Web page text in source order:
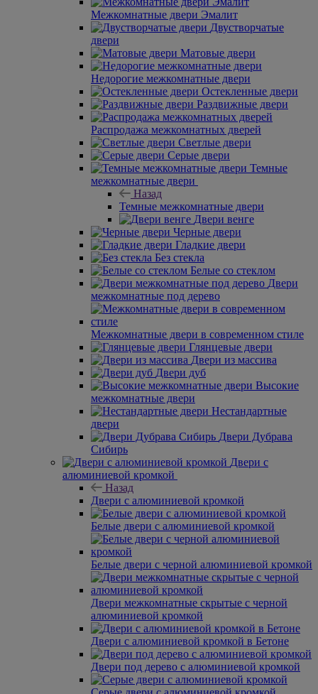
Межкомнатные двери Эмалит
Двустворчатые
двери
Матовые двери
Недорогие межкомнатные двери
Остекленные двери
Раздвижные двери
Распродажа межкомнатных дверей
Светлые двери
Серые двери
Темные
межкомнатные двери
Назад
Темные межкомнатные двери
Двери венге
Черные двери
Гладкие двери
Без стекла
Белые со стеклом
Двери
межкомнатные под дерево
Межкомнатные двери в современном стиле
Глянцевые двери
Двери из массива
Двери дуб
Высокие
межкомнатные двери
Нестандартные
двери
Двери Дубрава
Сибирь
Двери с
алюминиевой кромкой
Назад
Двери с алюминиевой кромкой
Белые двери с алюминиевой кромкой
Белые двери с черной алюминиевой кромкой
Двери межкомнатные скрытые с черной
алюминиевой кромкой
Двери с алюминиевой кромкой в Бетоне
Двери под дерево с алюминиевой кромкой